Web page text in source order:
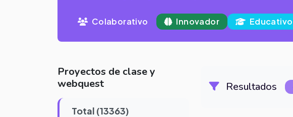
Colaborativo Innovador Educativo
Proyectos de clase y
webquest
Total (13363)
Resultados